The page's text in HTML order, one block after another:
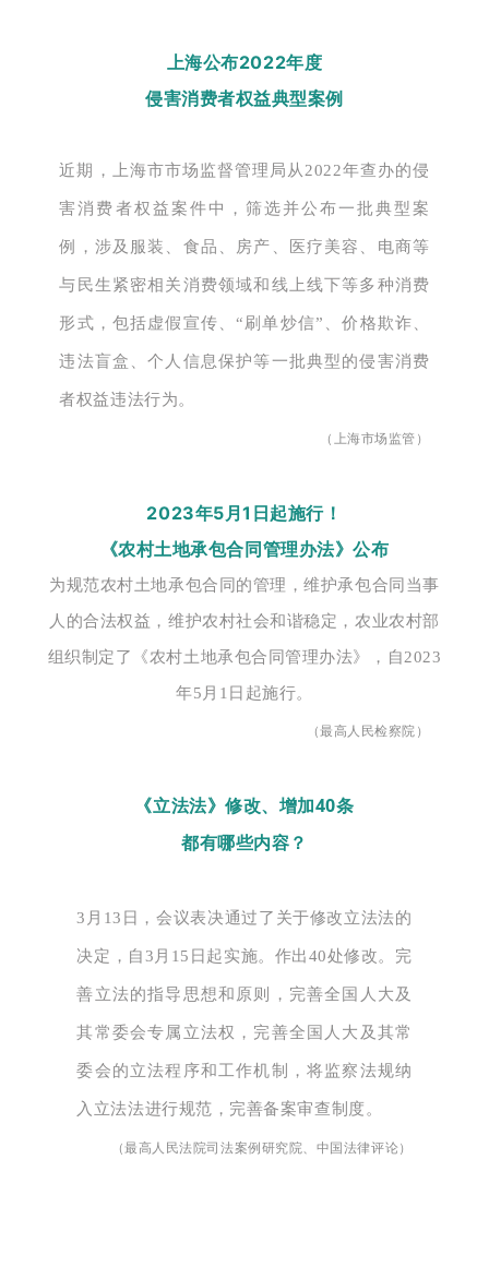
上海公布2022年度
侵害消费者权益典型案例
近期，上海市市场监督管理局从2022年查办的侵
害消费者权益案件中，筛选并公布一批典型案
例，涉及服装、食品、房产、医疗美容、电商等
与民生紧密相关消费领域和线上线下等多种消费
形式，包括虚假宣传、“刷单炒信”、价格欺诈、
违法盲盒、个人信息保护等一批典型的侵害消费
者权益违法行为。
（上海市场监管）
2023年5月1日起施行！
《农村土地承包合同管理办法》公布
为规范农村土地承包合同的管理，维护承包合同当事
人的合法权益，维护农村社会和谐稳定，农业农村部
组织制定了《农村土地承包合同管理办法》，自2023
年5月1日起施行。
（最高人民检察院）
《立法法》修改、增加40条
都有哪些内容？
3月13日，会议表决通过了关于修改立法法的
决定，自3月15日起实施。作出40处修改。完
善立法的指导思想和原则，完善全国人大及
其常委会专属立法权，完善全国人大及其常
委会的立法程序和工作机制，将监察法规纳
入立法法进行规范，完善备案审查制度。
（最高人民法院司法案例研究院、中国法律评论）